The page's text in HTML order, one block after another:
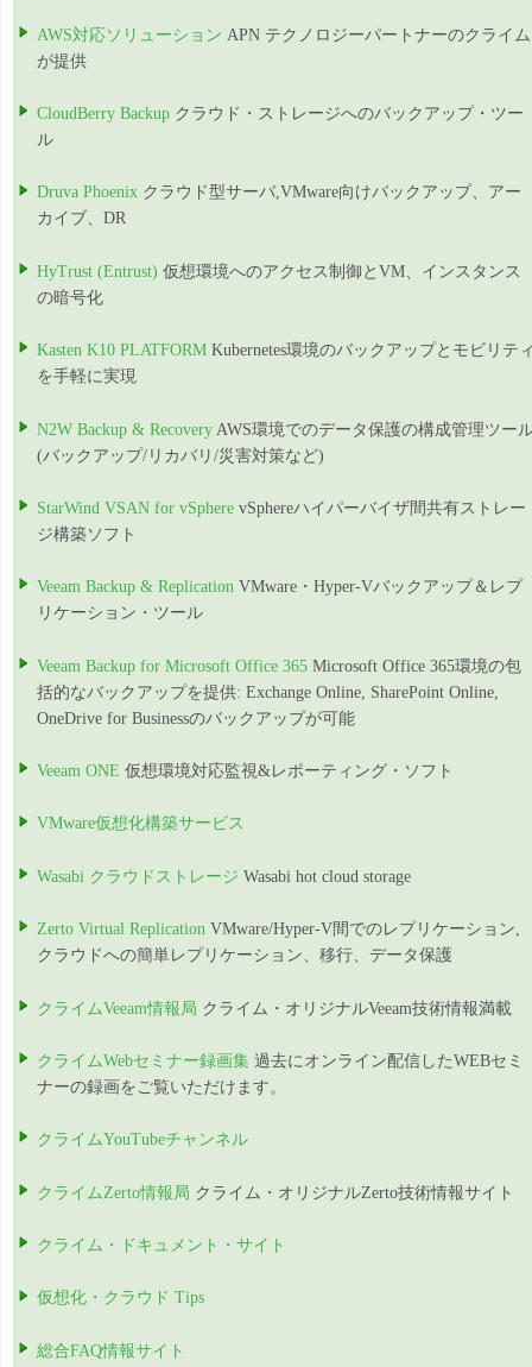
AWS対応ソリューション APN テクノロジーパートナーのクライム
が提供
CloudBerry Backup クラウド・ストレージへのバックアップ・ツー
ル
Druva Phoenix クラウド型サーバ,VMware向けバックアップ、アー
カイブ、DR
HyTrust (Entrust) 仮想環境へのアクセス制御とVM、インスタンス
の暗号化
Kasten K10 PLATFORM Kubernetes環境のバックアップとモビリテ
を手軽に実現
N2W Backup & Recovery AWS環境でのデータ保護の構成管理ツー
(バックアップ/リカバリ/災害対策など)
StarWind VSAN for vSphere vSphereハイパーバイザ間共有ストレー
ジ構築ソフト
Veeam Backup & Replication VMware・Hyper-Vバックアップ＆レプ
リケーション・ツール
Veeam Backup for Microsoft Office 365 Microsoft Office 365環境の包
括的なバックアップを提供: Exchange Online, SharePoint Online,
OneDrive for Businessのバックアップが可能
Veeam ONE 仮想環境対応監視&レポーティング・ソフト
VMware仮想化構築サービス
Wasabi クラウドストレージ Wasabi hot cloud storage
Zerto Virtual Replication VMware/Hyper-V間でのレプリケーション,
クラウドへの簡単レプリケーション、移行、データ保護
クライムVeeam情報局 クライム・オリジナルVeeam技術情報満載
クライムWebセミナー録画集 過去にオンライン配信したWEBセミ
ナーの録画をご覧いただけます。
クライムYouTubeチャンネル
クライムZerto情報局 クライム・オリジナルZerto技術情報サイト
クライム・ドキュメント・サイト
仮想化・クラウド Tips
総合FAQ情報サイト